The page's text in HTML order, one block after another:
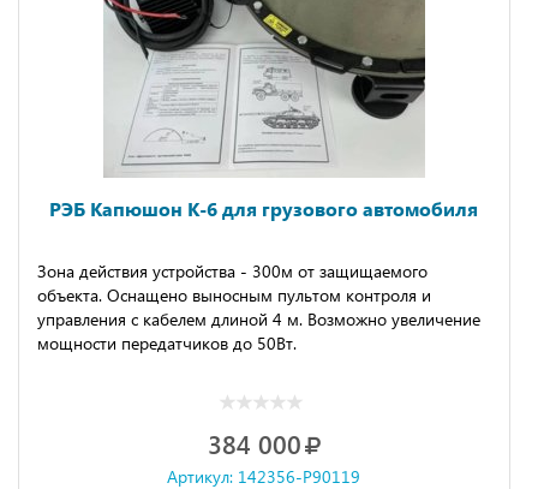
РЭБ Капюшон К-6 для грузового автомобиля
Зона действия устройства - 300м от защищаемого
объекта. Оснащено выносным пультом контроля и
управления с кабелем длиной 4 м. Возможно увеличение
мощности передатчиков до 50Вт.
384 000
Артикул: 142356-P90119